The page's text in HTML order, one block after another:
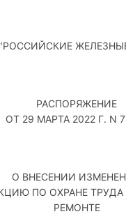
РАСПОРЯЖЕНИЕ
ОТ 29 МАРТА 2022 Г. N
О ВНЕСЕНИИ
ПО ОХРАНЕ ТРУДА
РЕМОНТЕ